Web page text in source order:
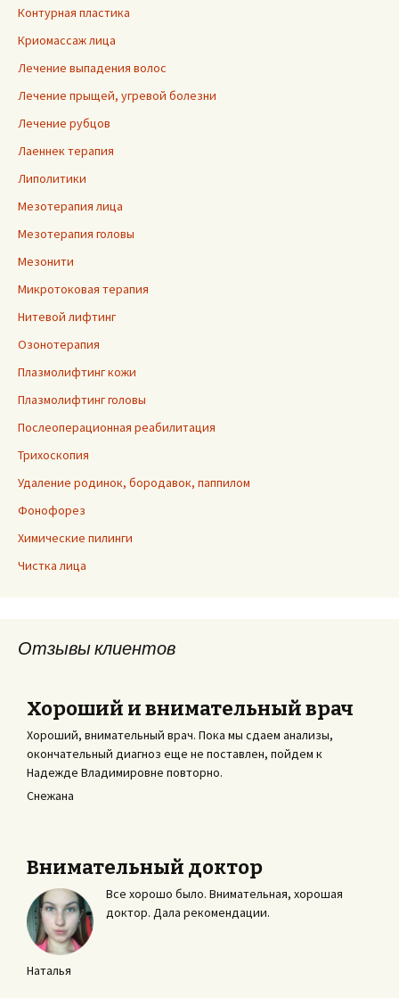
Контурная пластика
Криомассаж лица
Лечение выпадения волос
Лечение прыщей, угревой болезни
Лечение рубцов
Лаеннек терапия
Липолитики
Мезотерапия лица
Мезотерапия головы
Мезонити
Микротоковая терапия
Нитевой лифтинг
Озонотерапия
Плазмолифтинг кожи
Плазмолифтинг головы
Послеоперационная реабилитация
Трихоскопия
Удаление родинок, бородавок, паппилом
Фонофорез
Химические пилинги
Чистка лица
Отзывы клиентов
Хороший и внимательный врач
Хороший, внимательный врач. Пока мы сдаем анализы,
окончательный диагноз еще не поставлен, пойдем к
Надежде Владимировне повторно.
Снежана
Внимательный доктор
Все хорошо было. Внимательная, хорошая
доктор. Дала рекомендации.
Наталья